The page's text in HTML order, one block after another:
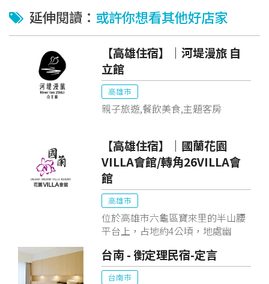
延伸閱讀： 或許你想看其他好店家
【高雄住宿】｜河堤漫旅 自
立館
高雄市
親子旅遊,餐飲美食,主題客房
【高雄住宿】｜國蘭花園
VILLA會館/轉角26VILLA會
館
高雄市
位於高雄市六龜區寶來里的半山腰
平台上，占地約4公頃，地處幽
以會舘在建築設計上以日式禪風加
上庭園風格為主軸。
台南 - 衡定理民宿-定言
台南市